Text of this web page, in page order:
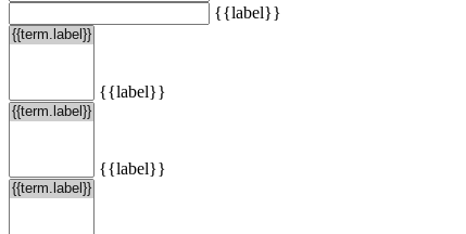
{{label}}
{{label}}
{{label}}